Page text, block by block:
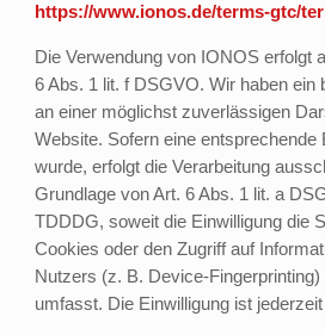
https://www.ionos.de/terms-gtc/
Die Verwendung von IONOS erfolgt
6 Abs. 1 lit. f DSGVO. Wir haben ein
an einer möglichst zuverlässigen
Website. Sofern eine entsprechende
wurde, erfolgt die Verarbeitung
Grundlage von Art. 6 Abs. 1 lit. a
TDDDG, soweit die Einwilligung die
Cookies oder den Zugriff auf
Nutzers (z. B. Device-
umfasst. Die Einwilligung ist